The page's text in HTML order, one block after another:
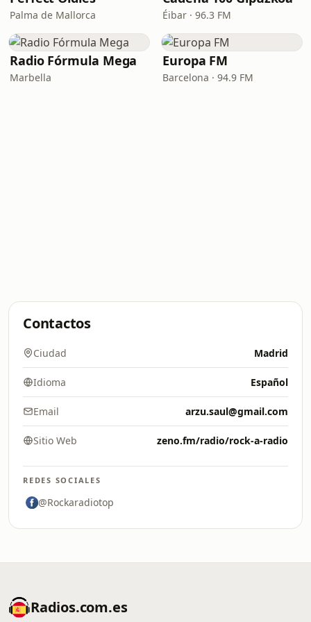
Palma de Mallorca Éibar · 96.3 FM
Radio Fórmula Mega
Marbella
Europa FM
Barcelona · 94.9 FM
Contactos
Ciudad Madrid
Idioma Español
Email arzu.saul@gmail.com
Sitio Web zeno.fm/radio/rock-a-radio
REDES SOCIALES
@Rockaradiotop
Radios.com.es